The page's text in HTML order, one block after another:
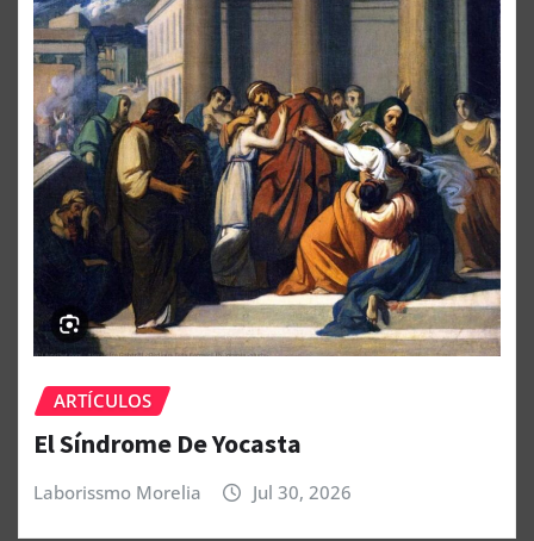
ARTÍCULOS
El Síndrome De Yocasta
Laborissmo Morelia Jul 30, 2026